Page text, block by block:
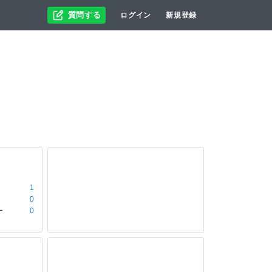
質問する ログイン 新規登録
1
0
0